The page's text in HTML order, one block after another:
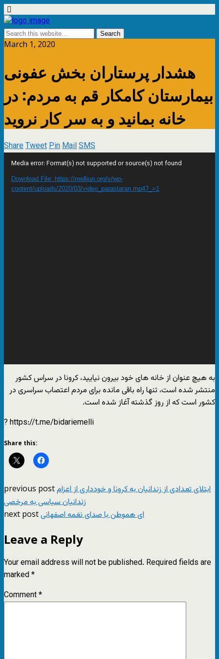
March 1, 2020
هشدار پرستاران بخش عفونی
بیمارستان کامکار قم به مردم: در
خانە بمانید و بە سر کار نروید
ShareTweetPinMailSMS
Player
Media error: Format(s) not supported or source(s) not found
Download File: https://melliun.org/v/wp-
content/uploads/2020/03/video_parastaran.mp4?_=1
به هیچ عنوان از خانه های خود بیرون نیایید، کرونا در سراس کشور
منتشر شده است، تنها راه باقی مانده برای مردم اعتصاب سراسری در
کشور است که از روز گذشته آغاز شده است.
? https://t.me/bidariemelli
Share this:
previous postابتلای تعدادی از زندانیان به کرونا و خودداری از اعزام
زندانیان سیاسی به مرخصی
next postای هموطن با صدای نغمه اصفهانی
Leave a Reply
Your email address will not be published. Required fields are
marked*
Comment*